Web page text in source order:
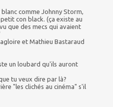
comme Johnny Storm,
con black. (ça existe au
que des mecs qui avaient
et Mathieu Bastaraud
un loubard qu'ils auront
tu veux dire par là?
"les clichés au cinéma" s'il